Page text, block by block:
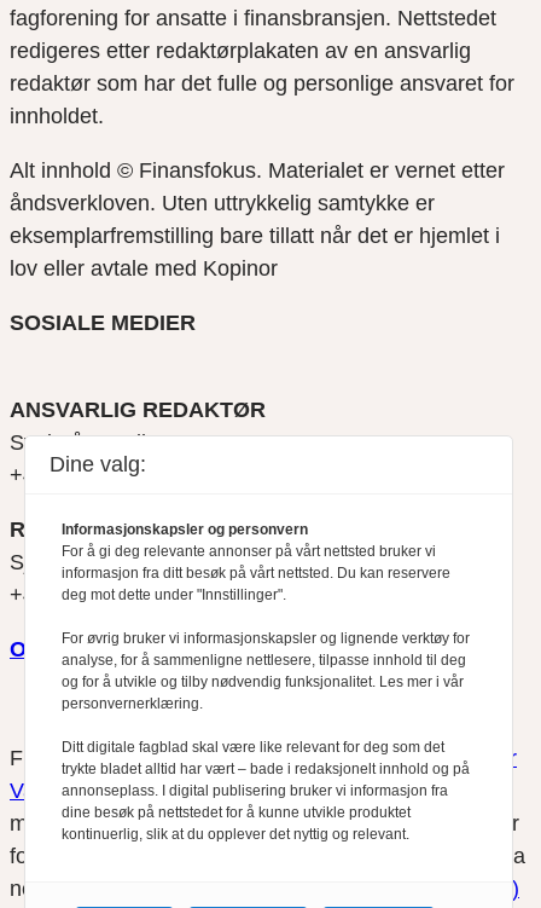
fagforening for ansatte i finansbransjen. Nettstedet
redigeres etter redaktørplakaten av en ansvarlig
redaktør som har det fulle og personlige ansvaret for
innholdet.
Alt innhold © Finansfokus. Materialet er vernet etter
åndsverkloven. Uten uttrykkelig samtykke er
eksemplarfremstilling bare tillatt når det er hjemlet i
lov eller avtale med Kopinor
SOSIALE MEDIER
ANSVARLIG REDAKTØR
Svein Åge Eriksen
+47 900 79 547
REDAKTØR
Sjur Anda
+47 470 34 460
Om oss
Finansfokus arbeider etterRedaktørplakatenog
Vær
Varsom-plakatensregler for god presseskikk, som
medlem av Fagpressen. Finansfokus har ikke ansvar
for innhold på eksterne nettsider som det lenkes til fra
nettsidene. Vi benytter
informasjonskapsler (cookies)
Dine valg:
Informasjonskapsler og personvern
For å gi deg relevante annonser på vårt nettsted bruker vi
informasjon fra ditt besøk på vårt nettsted. Du kan reservere
deg mot dette under "Innstillinger".
For øvrig bruker vi informasjonskapsler og lignende verktøy for
analyse, for å sammenligne nettlesere, tilpasse innhold til deg
og for å utvikle og tilby nødvendig funksjonalitet. Les mer i vår
personvernerklæring.
Ditt digitale fagblad skal være like relevant for deg som det
trykte bladet alltid har vært – bade i redaksjonelt innhold og på
annonseplass. I digital publisering bruker vi informasjon fra
dine besøk på nettstedet for å kunne utvikle produktet
kontinuerlig, slik at du opplever det nyttig og relevant.